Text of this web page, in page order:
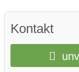
Technologie. Mit
Kontakt